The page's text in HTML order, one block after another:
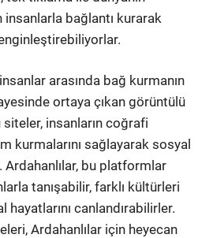
bağlantı kurarak
arasında bağ kurmanın
ortaya çıkan görüntülü
insanların coğrafi
kurmalarını sağlayarak sosyal
Ardahanlılar, bu platformlar
tanışabilir, farklı kültürleri
canlandırabilirler.
Ardahanlılar için heyecan